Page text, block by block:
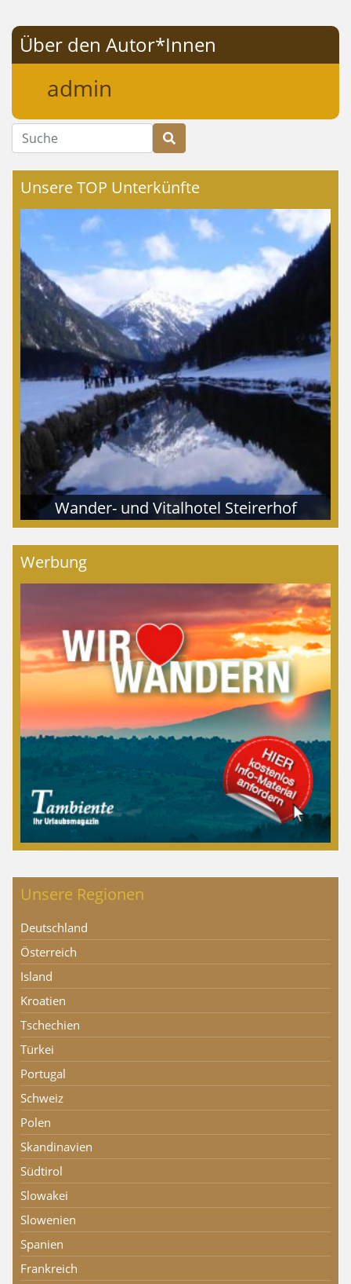
Über den Autor*Innen
admin
Suche
Unsere TOP Unterkünfte
Wander- und Vitalhotel Steirerhof
Werbung
Unsere Regionen
Deutschland
Österreich
Island
Kroatien
Tschechien
Türkei
Portugal
Schweiz
Polen
Skandinavien
Südtirol
Slowakei
Slowenien
Spanien
Frankreich